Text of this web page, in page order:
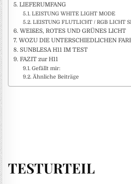
LIEFERUMFANG
LEISTUNG WHITE LIGHT MODE
LEISTUNG FLUTLICHT / RGB LICHT
WEIßES, ROTES UND GRÜNES LICHT
WOZU DIE UNTERSCHIEDLICHEN
SUNBLESA H11 IM TEST
FAZIT zur H11
Gefällt mir:
Ähnliche Beiträge
TESTURTEIL